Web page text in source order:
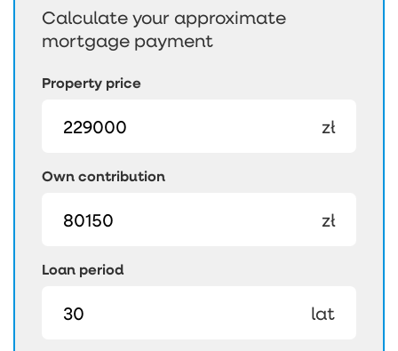
Calculate your approximate
mortgage payment
Property price
zł
Own contribution
zł
Loan period
lat